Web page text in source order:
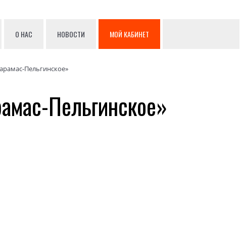
О НАС НОВОСТИ МОЙ КАБИНЕТ
Пельгинское»
Пельгинское»